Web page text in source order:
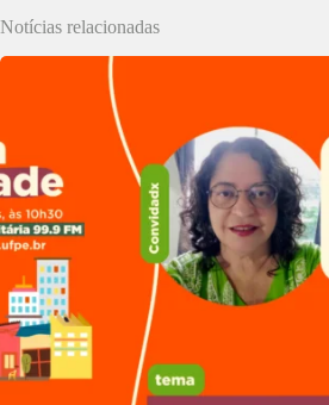
Notícias relacionadas